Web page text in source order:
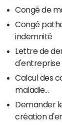
Congé de
Congé
indemnité
Lettre de
d'entreprise
Calcul des
maladie...
Demander
création